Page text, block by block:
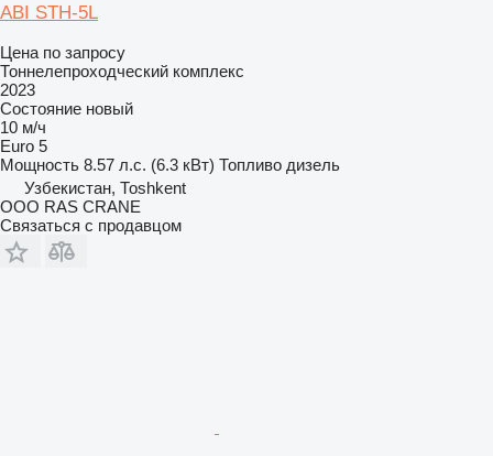
ABI STH-5L
Цена по запросу
Тоннелепроходческий комплекс
2023
Состояние новый
10 м/ч
Euro 5
Мощность 8.57 л.с. (6.3 кВт) Топливо дизель
Узбекистан, Тоshkent
ООО RAS CRANE
Связаться с продавцом